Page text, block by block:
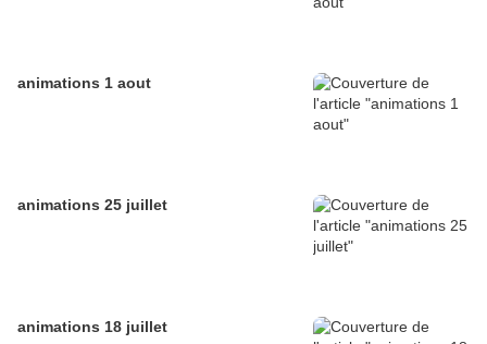
animations 1 aout
animations 25 juillet
animations 18 juillet